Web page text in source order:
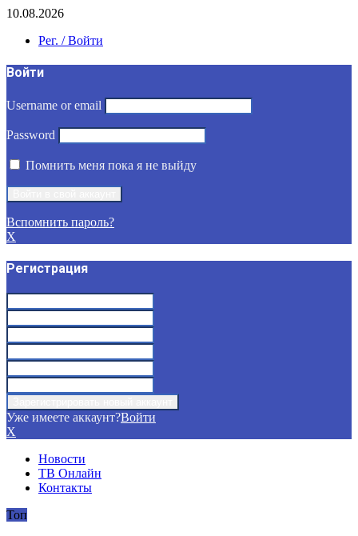
10.08.2026
Рег. / Войти
Войти
Username or email
Password
Помнить меня пока я не выйду
Вспомнить пароль?
X
Регистрация
Уже имеете аккаунт?Войти
X
Новости
ТВ Онлайн
Контакты
Топ